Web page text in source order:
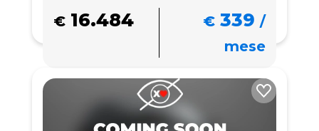
€ 16.484 € 339 /
mese